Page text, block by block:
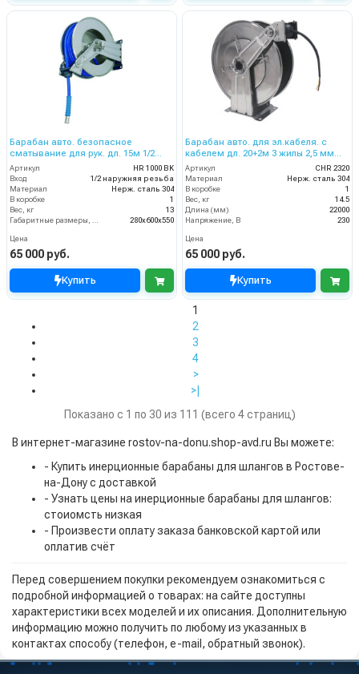
Барабан авто. безопасное
сматывание для рук. дл. 15м 1/2
(нерж.) 1/2ш. 200 бар
Артикул
HR 1000 BK
Вход
1/2 наружняя резьба
Материал
Нерж. сталь 304
В коробке
1
Вес, кг
13
Габаритные размеры, мм
280x600x550
Цена
65 000 руб.
Купить
Барабан авто. для эл.кабеля. с
кабелем дл. 20+2м 3 жилы 2,5 мм
220В 16А IP65
Артикул
CHR 2320
Материал
Нерж. сталь 304
В коробке
1
Вес, кг
14.5
Длина (мм)
22000
Напряжение, В
230
Цена
65 000 руб.
Купить
1
2
3
4
>
>|
Показано с 1 по 30 из 111 (всего 4 страниц)
В интернет-магазине rostov-na-donu.shop-avd.ru Вы можете:
- Купить инерционные барабаны для шлангов в Ростове-
на-Дону с доставкой
- Узнать цены на инерционные барабаны для шлангов:
стоиомсть низкая
- Произвести оплату заказа банковской картой или
оплатив счёт
Перед совершением покупки рекомендуем ознакомиться с
подробной информацией о товарах: на сайте доступны
характеристики всех моделей и их описания. Дополнительную
информацию можно получить по любому из указанных в
контактах способу (телефон, e-mail, обратный звонок).